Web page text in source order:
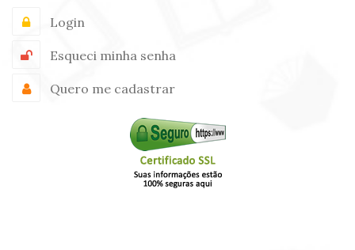
Login
Esqueci minha senha
Quero me cadastrar